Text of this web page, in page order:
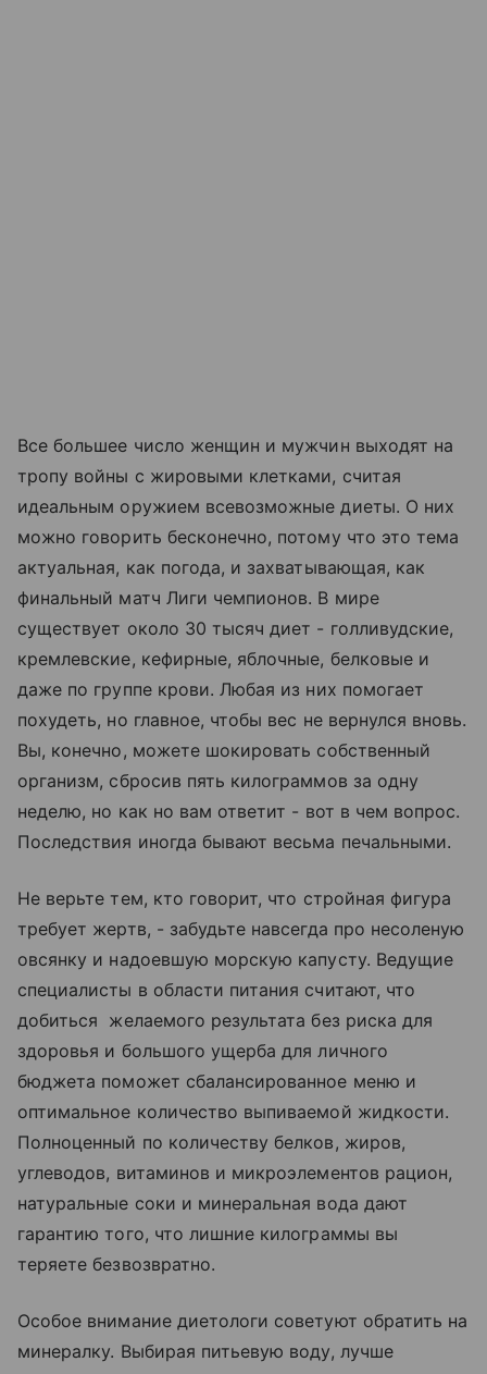
Все большее число женщин и мужчин выходят на
тропу войны с жировыми клетками, считая
идеальным оружием всевозможные диеты. О них
можно говорить бесконечно, потому что это тема
актуальная, как погода, и захватывающая, как
финальный матч Лиги чемпионов. В мире
существует около 30 тысяч диет - голливудские,
кремлевские, кефирные, яблочные, белковые и
даже по группе крови. Любая из них помогает
похудеть, но главное, чтобы вес не вернулся вновь.
Вы, конечно, можете шокировать собственный
организм, сбросив пять килограммов за одну
неделю, но как но вам ответит - вот в чем вопрос.
Последствия иногда бывают весьма печальными.
Не верьте тем, кто говорит, что стройная фигура
требует жертв, - забудьте навсегда про несоленую
овсянку и надоевшую морскую капусту. Ведущие
специалисты в области питания считают, что
добиться желаемого результата без риска для
здоровья и большого ущерба для личного
бюджета поможет сбалансированное меню и
оптимальное количество выпиваемой жидкости.
Полноценный по количеству белков, жиров,
углеводов, витаминов и микроэлементов рацион,
натуральные соки и минеральная вода дают
гарантию того, что лишние килограммы вы
теряете безвозвратно.
Особое внимание диетологи советуют обратить на
минералку. Выбирая питьевую воду, лучше